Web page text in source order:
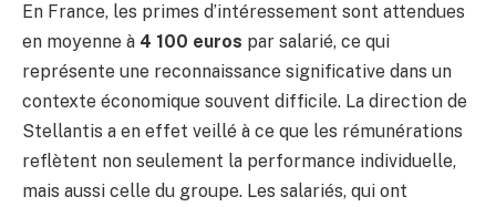
En France, les primes d’intéressement sont attendues
en moyenne à 4 100 euros par salarié, ce qui
représente une reconnaissance significative dans un
contexte économique souvent difficile. La direction de
Stellantis a en effet veillé à ce que les rémunérations
reflètent non seulement la performance individuelle,
mais aussi celle du groupe. Les salariés, qui ont